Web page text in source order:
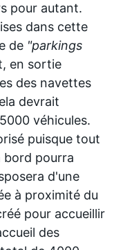
pour autant.
dans cette
de "parkings
en sortie
des navettes
devrait
véhicules.
puisque tout
bord pourra
d'une
à proximité du
pour accueillir
des